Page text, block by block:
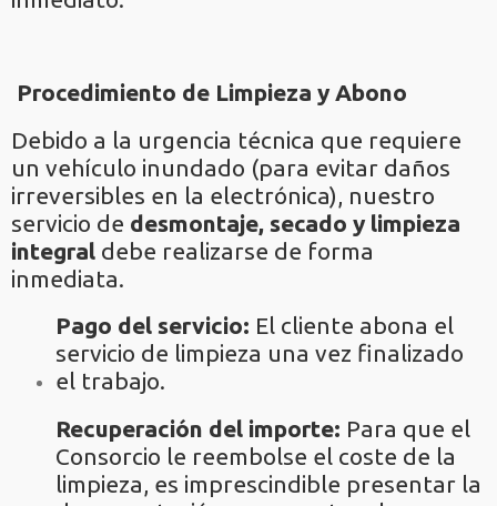
Procedimiento de Limpieza y Abono
Debido a la urgencia técnica que requiere
un vehículo inundado (para evitar daños
irreversibles en la electrónica), nuestro
servicio de desmontaje, secado y limpieza
integral debe realizarse de forma
inmediata.
Pago del servicio: El cliente abona el
servicio de limpieza una vez finalizado
el trabajo.
Recuperación del importe: Para que el
Consorcio le reembolse el coste de la
limpieza, es imprescindible presentar la